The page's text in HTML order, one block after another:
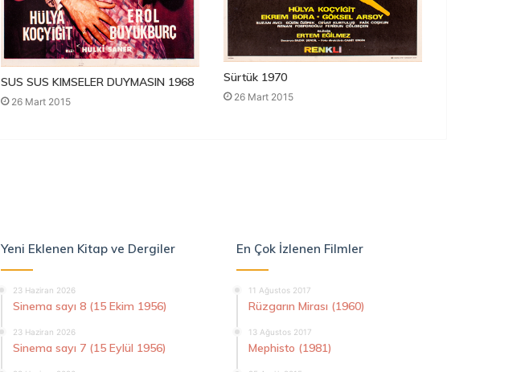
SUS SUS KIMSELER DUYMASIN 1968
26 Mart 2015
Sürtük 1970
26 Mart 2015
Yeni Eklenen Kitap ve Dergiler
23 Haziran 2026
Sinema sayı 8 (15 Ekim 1956)
23 Haziran 2026
Sinema sayı 7 (15 Eylül 1956)
En Çok İzlenen Filmler
11 Ağustos 2017
Rüzgarın Mirası (1960)
13 Ağustos 2017
Mephisto (1981)